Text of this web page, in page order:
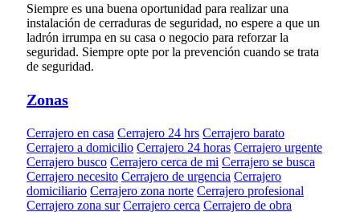
Siempre es una buena oportunidad para realizar una
instalación de cerraduras de seguridad, no espere a que un
ladrón irrumpa en su casa o negocio para reforzar la
seguridad. Siempre opte por la prevención cuando se trata
de seguridad.
Zonas
Cerrajero en casa Cerrajero 24 hrs Cerrajero barato
Cerrajero a domicilio Cerrajero 24 horas Cerrajero urgente
Cerrajero busco Cerrajero cerca de mi Cerrajero se busca
Cerrajero necesito Cerrajero de urgencia Cerrajero
domiciliario Cerrajero zona norte Cerrajero profesional
Cerrajero zona sur Cerrajero cerca Cerrajero de obra